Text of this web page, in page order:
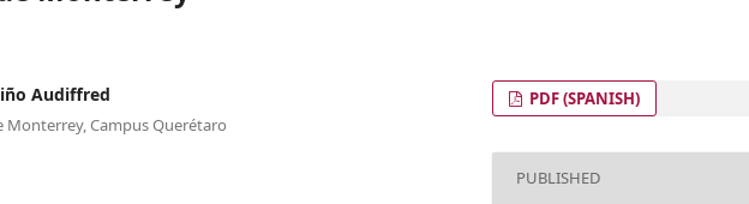
Audiffred
Campus Querétaro
PDF (SPANISH)
PUBLISHED